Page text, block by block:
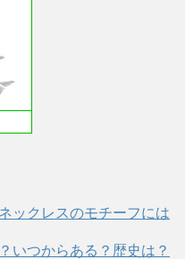
ックレスのモチーフには
いつからある？歴史は？